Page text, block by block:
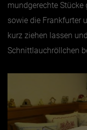
mundgerechte
sowie die Frankfurter
kurz ziehen lassen
Schnittlauchröllchen